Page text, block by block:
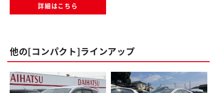
詳細はこちら
他の[コンパクト]ラインアップ